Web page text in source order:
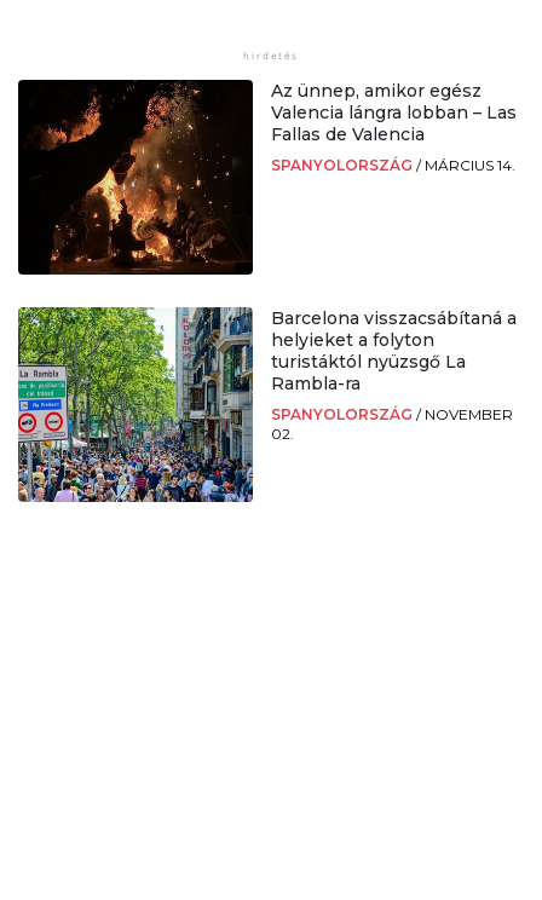
Az ünnep, amikor egész
Valencia lángra lobban – Las
Fallas de Valencia
SPANYOLORSZÁG / MÁRCIUS 14.
Barcelona visszacsábítaná a
helyieket a folyton
turistáktól nyüzsgő La
Rambla-ra
SPANYOLORSZÁG / NOVEMBER
02.